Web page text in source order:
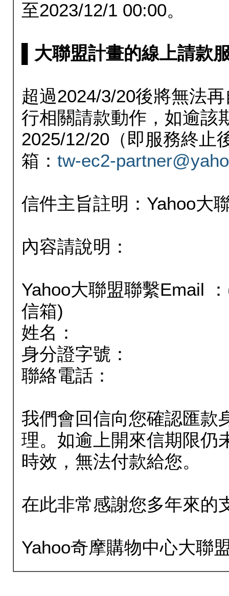
至2023/12/1 00:00。
▌大聯盟計畫的線上請款
超過2024/3/20後將無法
行相關請款動作，如逾該
2025/12/20（即服務終止
箱： tw-ec2-
信件主旨註明：Yahoo大
內容請說明：
Yahoo大聯盟聯繫Email
信箱)
姓名：
身分證字號：
聯絡電話：
我們會回信向您確認匯款
理。如逾上開來信期限仍
時效，無法付款給您。
在此非常感謝您多年來的
Yahoo奇摩購物中心大